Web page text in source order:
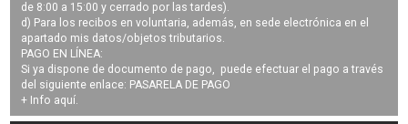
de 8:00 a 15:00 y cerrado por las tardes).
d) Para los recibos en voluntaria, además, en sede electrónica en el
apartado mis datos/objetos tributarios.
PAGO EN LÍNEA:
Si ya dispone de documento de pago, puede efectuar el pago a través
del siguiente enlace: PASARELA DE PAGO
+ Info aquí.